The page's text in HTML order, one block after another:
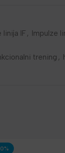
linija IF, Impulze
trening ,